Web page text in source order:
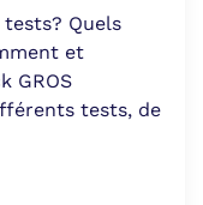
Quels
et
GROS
tests, de